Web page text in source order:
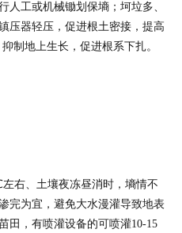
人工或机械锄划保墒；坷垃多、
压器轻压，促进根土密接，提高
制地上生长，促进根系下扎。
右、土壤夜冻昼消时，墒情不
完为宜，避免大水漫灌导致地表
田，有喷灌设备的可喷灌10-15